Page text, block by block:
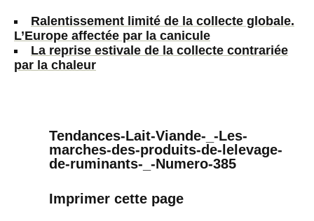
Ralentissement limité de la collecte globale.
L’Europe affectée par la canicule
La reprise estivale de la collecte contrariée
par la chaleur
Tendances-Lait-Viande-_-Les-
marches-des-produits-de-lelevage-
de-ruminants-_-Numero-385
Imprimer cette page